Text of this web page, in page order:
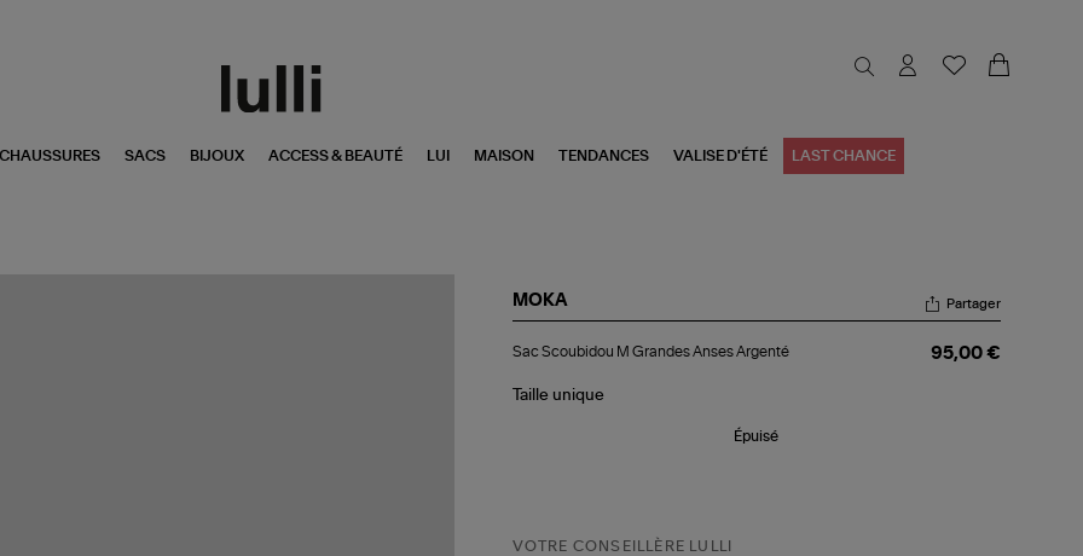
CHAUSSURES SACS BIJOUX ACCESS & BEAUTÉ LUI MAISON TENDANCES VALISE D'ÉTÉ LAST CHANCE
MOKA
Scoubidou
Grandes
Partager
Sac Scoubidou M Grandes Anses Argenté 95,00 €
Taille unique
Épuisé
VOTRE CONSEILLÈRE LULLI